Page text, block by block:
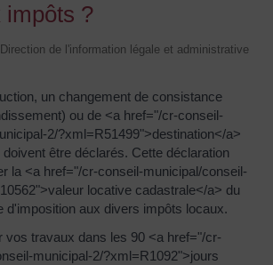
impôts ?
de l'information légale et administrative
un changement de consistance
ou de <a href="/cr-conseil-
2/?xml=R51499">destination</a>
être déclarés. Cette déclaration
la <a href="/cr-conseil-municipal/conseil-
locative cadastrale</a> du
d'imposition aux divers impôts locaux.
vos travaux dans les 90 <a href="/cr-
municipal-2/?xml=R1092">jours